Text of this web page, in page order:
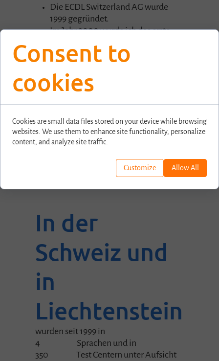
In der
Schweiz und
in
Liechtenstein
wurden seit 1999 in
4 Sprachen und in
350 Test Centern unter Aufsicht
Die ECDL Switzerland AG wurde
1999 gegründet.
Im Jahr 2000 wurde ich das erste
Als ICDL (International Computer
verbreitet: 15 Mio. Teilnehmer in 148
Ländern haben ICDL Prüfungen
Consent to
cookies
Cookies are small data files stored on your device while browsing
websites. We use them to enhance site functionality, personalize
content, and analyze site traffic.
Customize Allow All